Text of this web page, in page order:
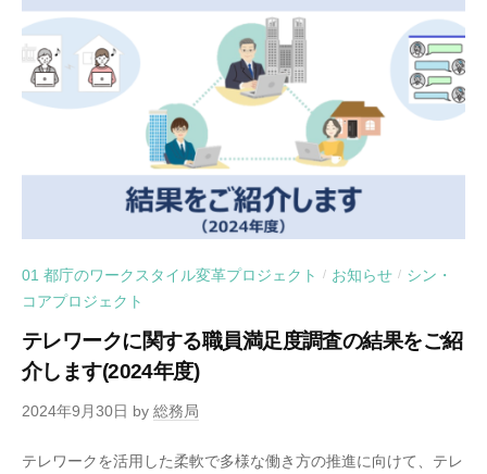
01 都庁のワークスタイル変革プロジェクト / お知らせ / シン・
コアプロジェクト
テレワークに関する職員満足度調査の結果をご紹
介します(2024年度)
2024年9月30日 by 総務局
テレワークを活用した柔軟で多様な働き方の推進に向けて、テレ